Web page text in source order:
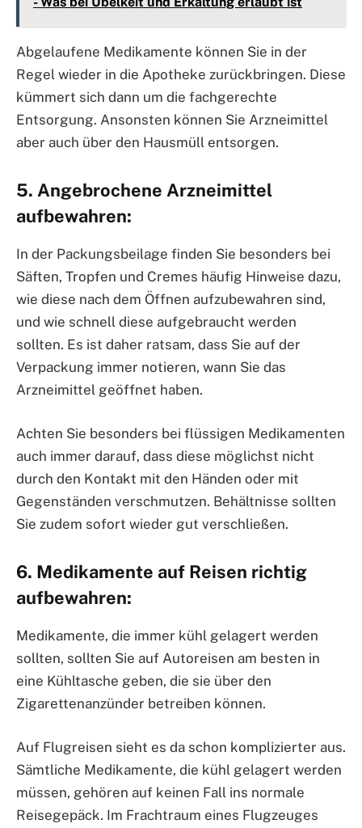
Abgelaufene Medikamente können Sie in der
Regel wieder in die Apotheke zurückbringen. Diese
kümmert sich dann um die fachgerechte
Entsorgung. Ansonsten können Sie Arzneimittel
aber auch über den Hausmüll entsorgen.
5. Angebrochene Arzneimittel
aufbewahren:
In der Packungsbeilage finden Sie besonders bei
Säften, Tropfen und Cremes häufig Hinweise dazu,
wie diese nach dem Öffnen aufzubewahren sind,
und wie schnell diese aufgebraucht werden
sollten. Es ist daher ratsam, dass Sie auf der
Verpackung immer notieren, wann Sie das
Arzneimittel geöffnet haben.
Achten Sie besonders bei flüssigen Medikamenten
auch immer darauf, dass diese möglichst nicht
durch den Kontakt mit den Händen oder mit
Gegenständen verschmutzen. Behältnisse sollten
Sie zudem sofort wieder gut verschließen.
6. Medikamente auf Reisen richtig
aufbewahren:
Medikamente, die immer kühl gelagert werden
sollten, sollten Sie auf Autoreisen am besten in
eine Kühltasche geben, die sie über den
Zigarettenanzünder betreiben können.
Auf Flugreisen sieht es da schon komplizierter aus.
Sämtliche Medikamente, die kühl gelagert werden
müssen, gehören auf keinen Fall ins normale
Reisegepäck. Im Frachtraum eines Flugzeuges